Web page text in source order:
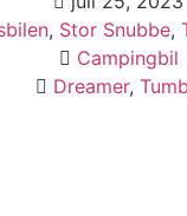
, Stor Snubbe,
Campingbil
Dreamer,